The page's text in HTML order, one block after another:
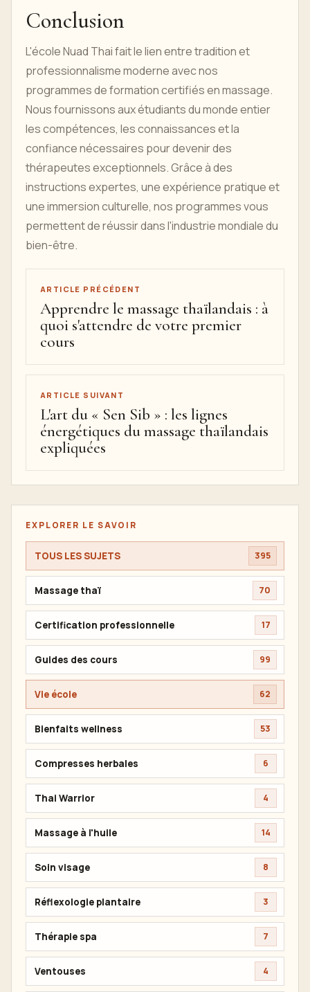
Conclusion
L'école Nuad Thai fait le lien entre tradition et
professionnalisme moderne avec nos
programmes de formation certifiés en massage.
Nous fournissons aux étudiants du monde entier
les compétences, les connaissances et la
confiance nécessaires pour devenir des
thérapeutes exceptionnels. Grâce à des
instructions expertes, une expérience pratique et
une immersion culturelle, nos programmes vous
permettent de réussir dans l'industrie mondiale du
bien-être.
ARTICLE PRÉCÉDENT
Apprendre le massage thaïlandais : à
quoi s'attendre de votre premier
cours
ARTICLE SUIVANT
L'art du « Sen Sib » : les lignes
énergétiques du massage thaïlandais
expliquées
EXPLORER LE SAVOIR
TOUS LES SUJETS 395
Massage thaï 70
Certification professionnelle 17
Guides des cours 99
Vie école 62
Bienfaits wellness 53
Compresses herbales 6
Thai Warrior 4
Massage à l'huile 14
Soin visage 8
Réflexologie plantaire 3
Thérapie spa 7
Ventouses 4